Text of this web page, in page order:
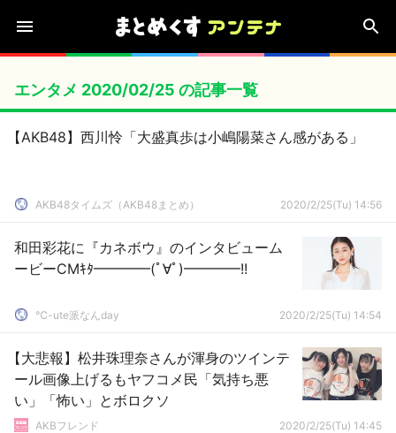
エンタメ 2020/02/25 の記事一覧
【AKB48】西川怜「大盛真歩は小嶋陽菜さん感がある」
AKB48タイムズ（AKB48まとめ） 2020/2/25(Tu) 14:56
和田彩花に『カネボウ』のインタビューム
ービーCMｷﾀ━━━━(ﾟ∀ﾟ)━━━━!!
℃-ute派なんday 2020/2/25(Tu) 14:54
【大悲報】松井珠理奈さんが渾身のツインテ
ール画像上げるもヤフコメ民「気持ち悪
い」「怖い」とボロクソ
AKBフレンド 2020/2/25(Tu) 14:45